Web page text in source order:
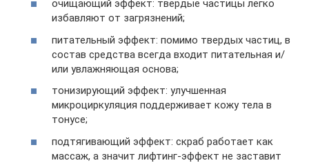
очищающий эффект: твердые частицы легко
избавляют от загрязнений;
питательный эффект: помимо твердых частиц, в
состав средства всегда входит питательная и/
или увлажняющая основа;
тонизирующий эффект: улучшенная
микроциркуляция поддерживает кожу тела в
тонусе;
подтягивающий эффект: скраб работает как
массаж, а значит лифтинг-эффект не заставит